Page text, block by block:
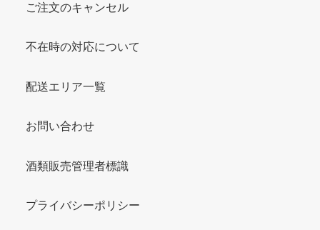
ご注文のキャンセル
不在時の対応について
配送エリア一覧
お問い合わせ
酒類販売管理者標識
プライバシーポリシー